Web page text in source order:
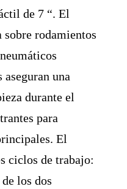
de 7 “. El
rodamientos
una
durante el
para
El
ciclos de trabajo:
los dos